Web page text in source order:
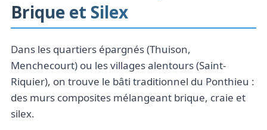
Brique et Silex
Dans les quartiers épargnés (Thuison,
Menchecourt) ou les villages alentours (Saint-
Riquier), on trouve le bâti traditionnel du Ponthieu :
des murs composites mélangeant brique, craie et
silex.